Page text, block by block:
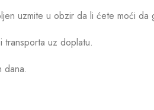
uzmite u obzir da li ćete moći
transporta uz doplatu.
dana.